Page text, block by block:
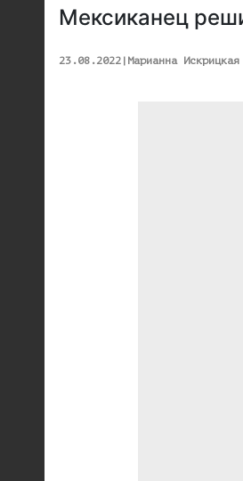
Мексиканец
23.08.2022| Марианна Искрицкая